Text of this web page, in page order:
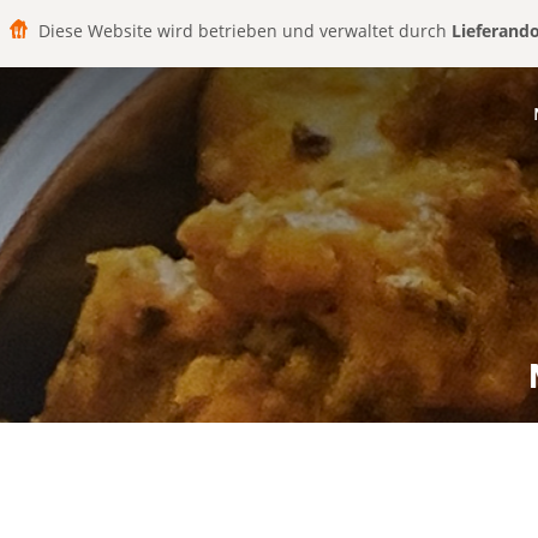
Diese Website wird betrieben und verwaltet durch